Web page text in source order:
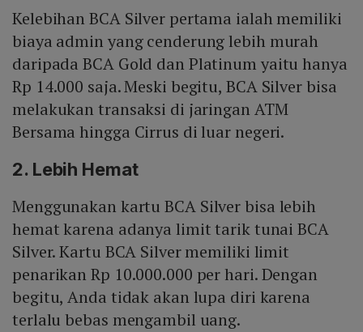
Kelebihan BCA Silver pertama ialah memiliki
biaya admin yang cenderung lebih murah
daripada BCA Gold dan Platinum yaitu hanya
Rp 14.000 saja. Meski begitu, BCA Silver bisa
melakukan transaksi di jaringan ATM
Bersama hingga Cirrus di luar negeri.
2. Lebih Hemat
Menggunakan kartu BCA Silver bisa lebih
hemat karena adanya limit tarik tunai BCA
Silver. Kartu BCA Silver memiliki limit
penarikan Rp 10.000.000 per hari. Dengan
begitu, Anda tidak akan lupa diri karena
terlalu bebas mengambil uang.